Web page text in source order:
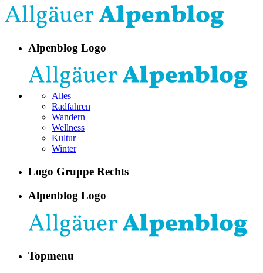
Alpenblog Logo
Alles
Radfahren
Wandern
Wellness
Kultur
Winter
Logo Gruppe Rechts
Alpenblog Logo
Topmenu